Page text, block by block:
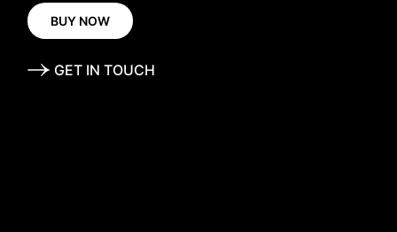
BUY NOW
GET IN TOUCH